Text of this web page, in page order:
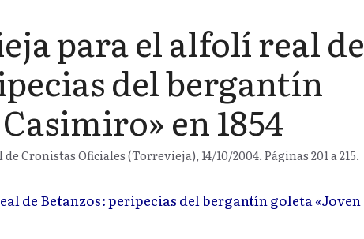
para el alfolí real de
del bergantín
en 1854
Cronistas Oficiales (Torrevieja), 14/10/2004. Páginas 201 a 215.
de Betanzos: peripecias del bergantín goleta «Joven